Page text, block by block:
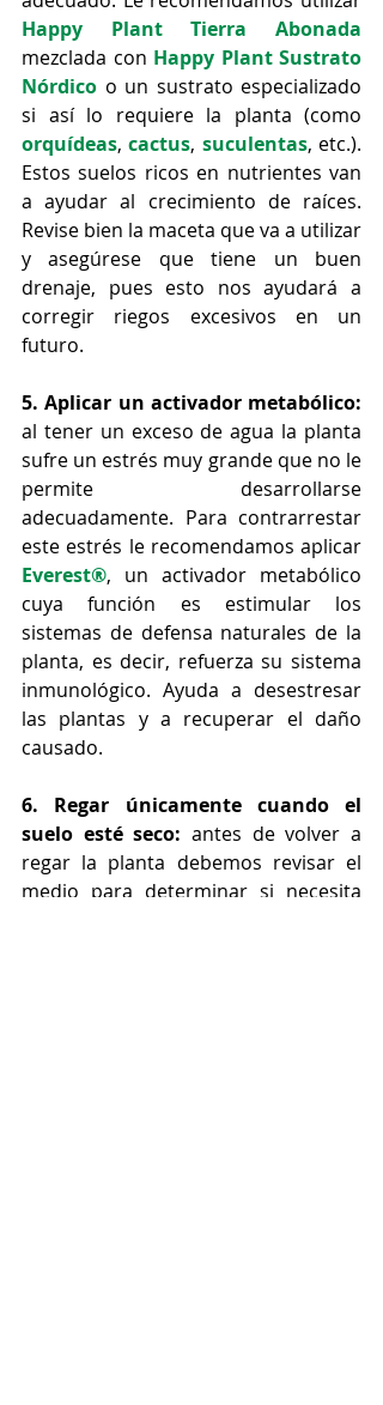
Happy Plant Tierra Abonada
mezclada con Happy Plant Sustrato
Nórdico o un sustrato especializado
orquídeas, cactus, suculentas, etc.).
Estos suelos ricos en nutrientes van
a ayudar al crecimiento de raíces.
Revise bien la maceta que va a utilizar
y asegúrese que tiene un buen
drenaje, pues esto nos ayudará a
corregir riegos excesivos en un
futuro.
5. Aplicar un activador metabólico:
al tener un exceso de agua la planta
sufre un estrés muy grande que no le
permite desarrollarse
adecuadamente. Para contrarrestar
Everest®, un activador metabólico
cuya función es estimular los
sistemas de defensa naturales de la
planta, es decir, refuerza su sistema
inmunológico. Ayuda a desestresar
las plantas y a recuperar el daño
causado.
6. Regar únicamente cuando el
suelo esté seco: antes de volver a
regar la planta debemos revisar el
medio para determinar si necesita